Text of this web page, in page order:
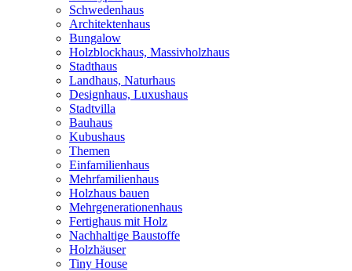
Schwedenhaus
Architektenhaus
Bungalow
Holzblockhaus, Massivholzhaus
Stadthaus
Landhaus, Naturhaus
Designhaus, Luxushaus
Stadtvilla
Bauhaus
Kubushaus
Themen
Einfamilienhaus
Mehrfamilienhaus
Holzhaus bauen
Mehrgenerationenhaus
Fertighaus mit Holz
Nachhaltige Baustoffe
Holzhäuser
Tiny House